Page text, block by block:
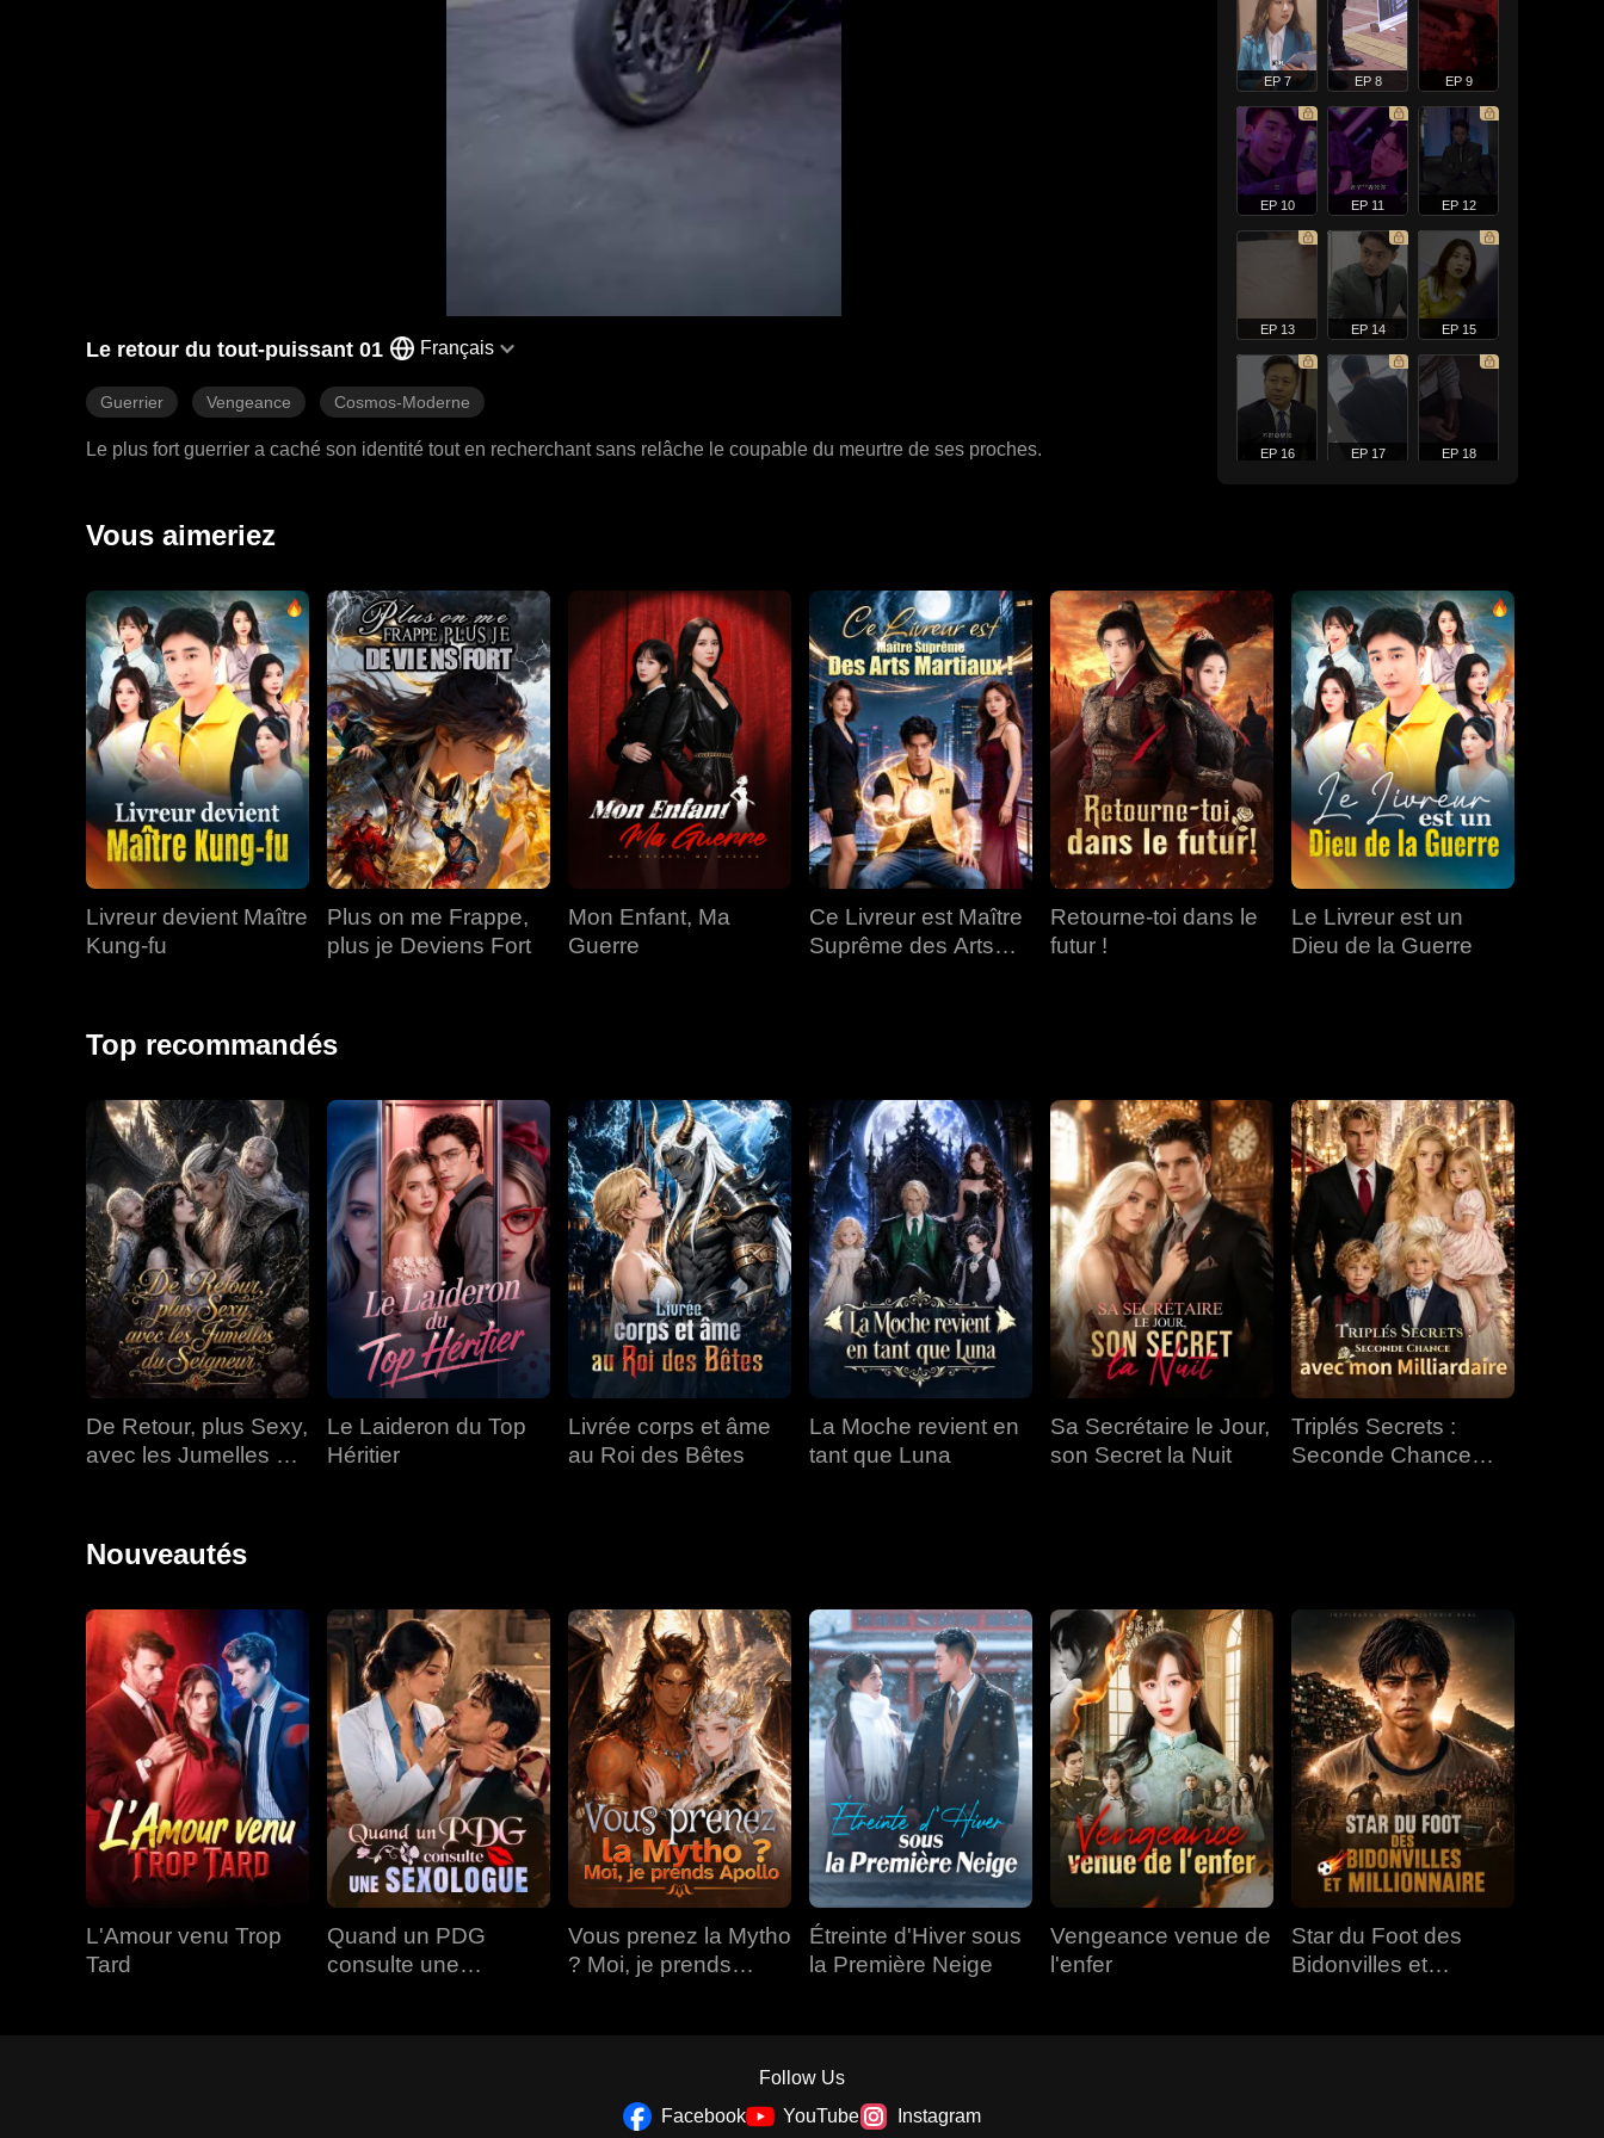
Le retour du tout-puissant 01 Français
Guerrier Vengeance Cosmos-Moderne
Le plus fort guerrier a caché son identité tout en recherchant sans relâche le coupable du meurtre de ses proches.
EP 7 EP 8 EP 9
EP 10 EP 11 EP 12
EP 13 EP 14 EP 15
EP 16 EP 17 EP 18
EP 22 EP 23 EP 24
EP 25 EP 26 EP 27
EP 29 EP 30
EP 34 EP 35 EP 36
EP 37 EP 38 EP 39
EP 40
Vous aimeriez
Livreur devient Maître
Kung-fu
Plus on me Frappe,
plus je Deviens Fort
Mon Enfant, Ma
Guerre
Ce Livreur est Maître
Suprême des Arts
Retourne-toi dans le
futur !
Le Livreur est un
Dieu de la Guerre
Top recommandés
De Retour, plus Sexy,
avec les Jumelles du
Le Laideron du Top
Héritier
Livrée corps et âme
au Roi des Bêtes
La Moche revient en
tant que Luna
Sa Secrétaire le Jour,
son Secret la Nuit
Triplés Secrets :
Seconde Chance
Nouveautés
L'Amour venu Trop
Tard
Quand un PDG
consulte une
Vous prenez la Mytho
? Moi, je prends
Étreinte d'Hiver sous
la Première Neige
Vengeance venue de
l'enfer
Star du Foot des
Bidonvilles et
Follow Us
Facebook
YouTube Instagram